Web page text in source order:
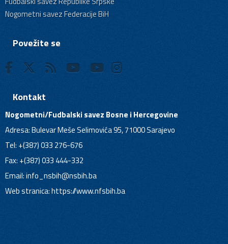
Nogometni savez Federacije BiH
Povežite se
Kontakt
Nogometni/Fudbalski savez Bosne i Hercegovine
Adresa: Bulevar Meše Selimovića 95, 71000 Sarajevo
Tel: +(387) 033 276-676
Fax: +(387) 033 444-332
Email:info_nsbih@nsbih.ba
Web stranica: https://www.nfsbih.ba